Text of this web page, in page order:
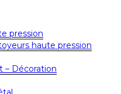
pression
haute pression
– Décoration